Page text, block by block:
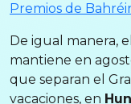
Premios de
De igual manera,
mantiene en
que separan el
vacaciones, en